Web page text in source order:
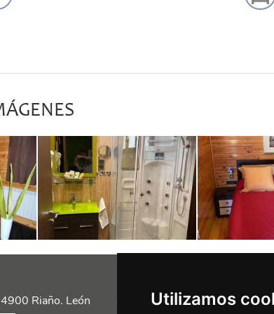
Utilizamos
Riaño. León Siguénos en las redes